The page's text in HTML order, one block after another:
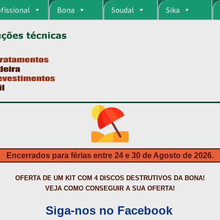
Bona Soudal Sika
CARRINHO CART
DA BONA?
HIDROFUGANTES
PRODUTOS ECOLÓGICOS CERTIFICADOS
DE BETÃO COM FERRO À VISTA REVESTIMENTO DE TANQUES E
TERMOS E CONDIÇÕESTINTA PROTEÇÃOTINTASTRATAMENTO
Encerrados para férias entre 24 e 30 de Agosto de 2026.
OFERTA DE UM KIT COM 4 DISCOS DESTRUTIVOS DA BONA!
VEJA COMO CONSEGUIR A SUA OFERTA!
Siga-nos no Facebook